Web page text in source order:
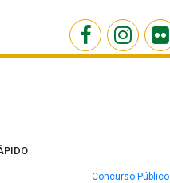
Concurso Público